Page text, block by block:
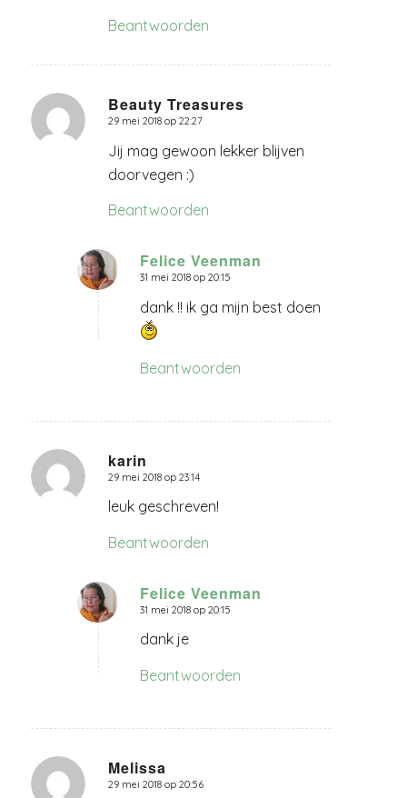
Beantwoorden
Beauty Treasures
zegt:
29 mei 2018 op 22:27
Jij mag gewoon lekker blijven
doorvegen :)
Beantwoorden
Felice Veenman
zegt:
31 mei 2018 op 20:15
dank !! ik ga mijn best doen
Beantwoorden
karin
zegt:
29 mei 2018 op 23:14
leuk geschreven!
Beantwoorden
Felice Veenman
zegt:
31 mei 2018 op 20:15
dank je
Beantwoorden
Melissa
zegt:
29 mei 2018 op 20:56